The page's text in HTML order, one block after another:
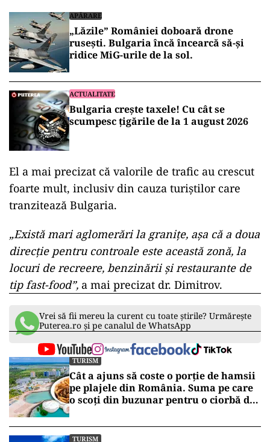
APĂRARE
„Lăzile” României doboară drone
rusești. Bulgaria încă încearcă să-și
ridice MiG-urile de la sol.
ACTUALITATE
Bulgaria crește taxele! Cu cât se
scumpesc țigările de la 1 august 2026
El a mai precizat că valorile de trafic au crescut
foarte mult, inclusiv din cauza turiștilor care
tranzitează Bulgaria.
„Există mari aglomerări la granițe, așa că a doua
direcție pentru controale este această zonă, la
locuri de recreere, benzinării și restaurante de
tip fast-food”, a mai precizat dr. Dimitrov.
Vrei să fii mereu la curent cu toate știrile? Urmărește
Puterea.ro și pe canalul de WhatsApp
TURISM
Cât a ajuns să coste o porție de hamsii
pe plajele din România. Suma pe care
o scoți din buzunar pentru o ciorbă de
Nord
TURISM